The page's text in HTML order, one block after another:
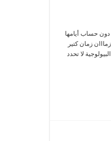
طويلة دون حساب أيامها
زمان كتير
لا تحدد